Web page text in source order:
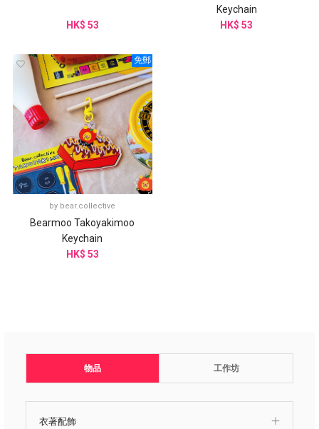
物品 工作坊
衣著配飾
HK$ 53
Keychain
HK$ 53
免郵
by bear.collective
Bearmoo Takoyakimoo
Keychain
HK$ 53